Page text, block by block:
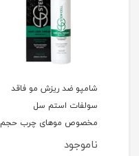
شامپو ضد ریزش مو فاقد
سولفات استم سل
مخصوص موهای چرب حجم
250ML
ناموجود